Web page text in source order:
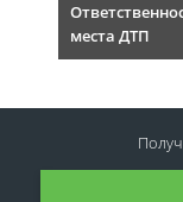
места ДТП